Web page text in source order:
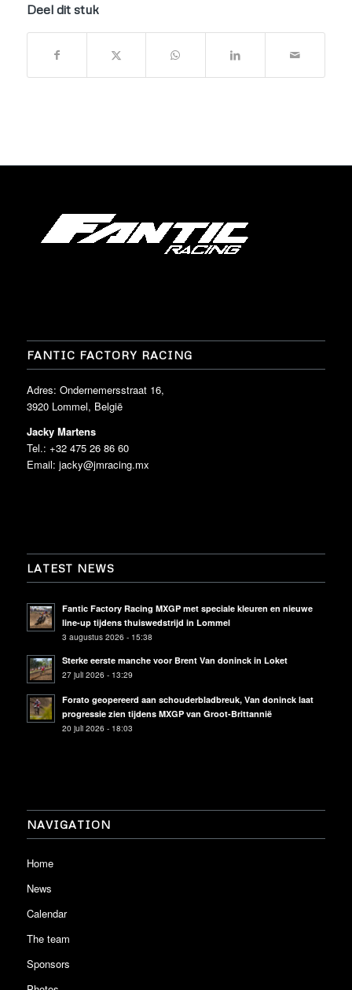
Deel dit stuk
FANTIC FACTORY RACING
Adres: Ondernemersstraat 16,
3920 Lommel, België
Jacky Martens
Tel.: +32 475 26 86 60
Email: jacky@jmracing.mx
LATEST NEWS
Fantic Factory Racing MXGP met speciale kleuren en nieuwe
line-up tijdens thuiswedstrijd in Lommel
3 augustus 2026 - 15:38
Sterke eerste manche voor Brent Van doninck in Loket
27 juli 2026 - 13:29
Forato geopereerd aan schouderbladbreuk, Van doninck laat
progressie zien tijdens MXGP van Groot-Brittannië
20 juli 2026 - 18:03
NAVIGATION
Home
News
Calendar
The team
Sponsors